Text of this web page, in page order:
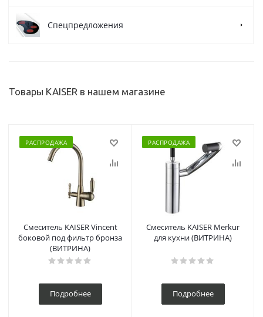
Спецпредложения
Товары KAISER в нашем магазине
РАСПРОДАЖА
Смеситель KAISER Vincent
боковой под фильтр бронза
(ВИТРИНА)
Подробнее
РАСПРОДАЖА
Смеситель KAISER Merkur
для кухни (ВИТРИНА)
Подробнее